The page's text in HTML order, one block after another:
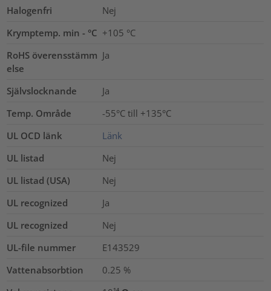
Halogenfri
Nej
Krymptemp. min - °C +105 °C
RoHS överensstämm
else
Ja
Självslocknande
Ja
Temp. Område
-55°C till +135°C
UL OCD länk
Länk
UL listad
Nej
UL listad (USA)
Nej
UL recognized
Ja
UL recognized
Nej
UL-file nummer
E143529
Vattenabsorbtion
0.25 %